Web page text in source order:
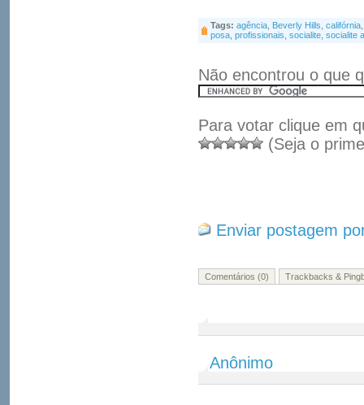
Tags: agência Beverly Hills califórnia
posa profissionais socialite socialite
Não encontrou o que
Para votar clique em
(Seja o
Enviar postagem
Comentários (0) Trackbacks &
Anônimo